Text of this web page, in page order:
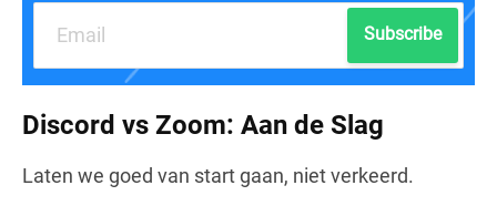
Subscribe
Discord vs Zoom: Aan de Slag
Laten we goed van start gaan, niet verkeerd.